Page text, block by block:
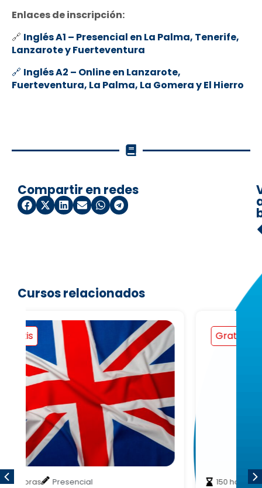
Enlaces de inscripción:
🔗 Inglés A1 – Presencial en La Palma, Tenerife,
Lanzarote y Fuerteventura
🔗 Inglés A2 – Online en Lanzarote,
Fuerteventura, La Palma, La Gomera y El Hierro
Compartir en redes
Cursos relacionados
Gratis
150 horas